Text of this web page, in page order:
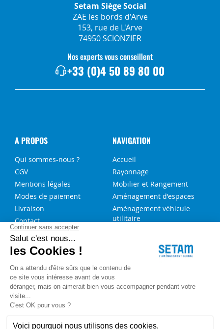
Setam Siège Social
ZAE les bords d'Arve
153, rue de L'Arve
74950 SCIONZIER
Nos experts vous conseillent
+33 (0)4 50 89 80 00
A PROPOS
Qui sommes-nous ?
CGV
Mentions légales
Modes de paiement
Livraison
Contact
NAVIGATION
Accueil
Rayonnage
Mobilier et Rangement
Aménagement d'espaces
Aménagement véhicule
utilitaire
NOS SERVICES
FAQ
Blog
Aide au choix rayonnage
Service de montage